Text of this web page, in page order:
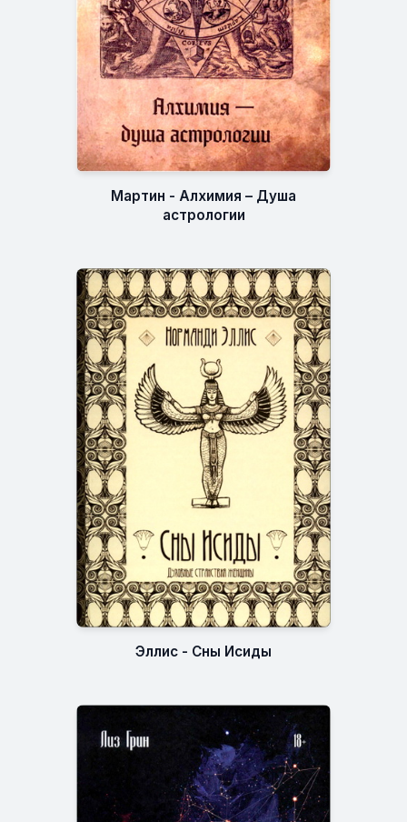
Мартин - Алхимия – Душа
астрологии
Эллис - Сны Исиды